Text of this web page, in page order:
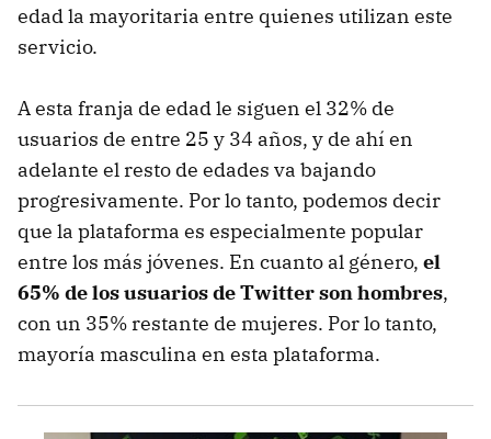
edad la mayoritaria entre quienes utilizan este
servicio.
A esta franja de edad le siguen el 32% de
usuarios de entre 25 y 34 años, y de ahí en
adelante el resto de edades va bajando
progresivamente. Por lo tanto, podemos decir
que la plataforma es especialmente popular
entre los más jóvenes. En cuanto al género, el
65% de los usuarios de Twitter son hombres,
con un 35% restante de mujeres. Por lo tanto,
mayoría masculina en esta plataforma.